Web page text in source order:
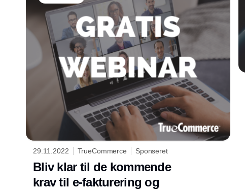
29.11.2022 TrueCommerce Sponseret
Bliv klar til de kommende
krav til e-fakturering og